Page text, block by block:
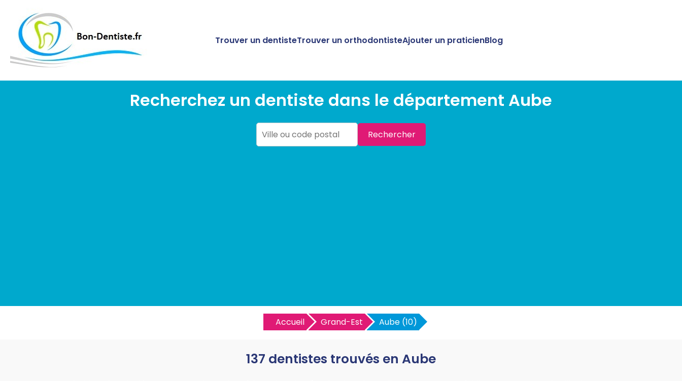
Trouver un dentisteTrouver un orthodontisteAjouter un praticienBlog
Recherchez un dentiste dans le département Aube
Rechercher
Accueil Grand-Est Aube (10)
137 dentistes trouvés en Aube